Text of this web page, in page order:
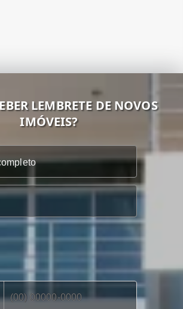
LEMBRETE DE NOVOS
IMÓVEIS?